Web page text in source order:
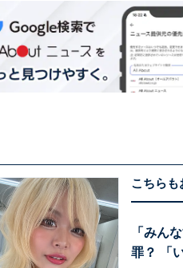
こちらも
「みん
罪？ 「